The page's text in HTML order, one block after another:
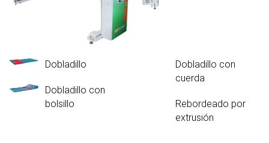
Dobladillo
Dobladillo con
bolsillo
Dobladillo con
cuerda
Rebordeado por
extrusión